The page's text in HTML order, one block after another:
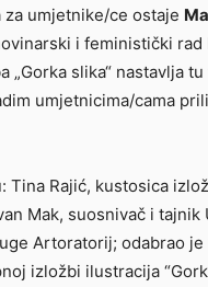
umjetnike/ce ostaje
i feministički
„Gorka slika“ nastavlja
umjetnicima/cama
Tina Rajić, kustosica
Mak, suosnivač i
Artoratorij; odabrao
izložbi ilustracija